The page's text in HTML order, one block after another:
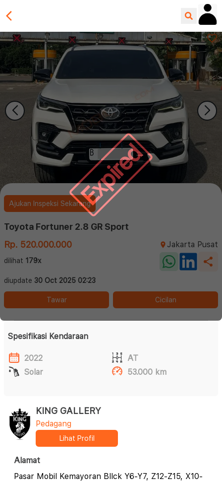
Expired
Ajukan Inspeksi Sekarang
Toyota Fortuner 2.8 GR Sport
Rp. 520.000.000
Jakarta Pusat
dilihat 179x
diupdate 30 Oct 2025 02:23
Tawar Cicilan
Spesifikasi Kendaraan
2022
AT
Solar
53.000 km
KING GALLERY
Pedagang
Lihat Profil
Alamat
Pasar Mobil Kemayoran Bllck Y6-Y7, Z12-Z15, X10-